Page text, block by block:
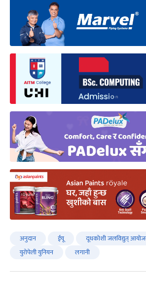
अनुदान ईयू
दूधकोशी जलविद्युत्
युरोपेली युनियन
लगानी